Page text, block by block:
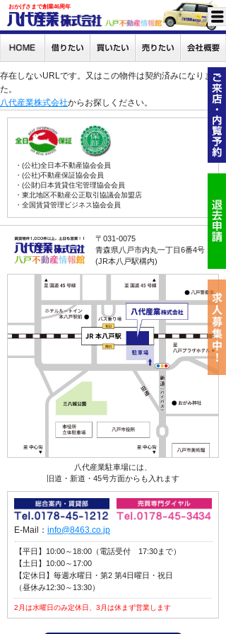
おかげさまで創業46周年
存在しないURLです。又はこの物件は契約済みになりまし
た。
八代産業株式会社からお探しください。
・(公社)全日本不動産協会会員
・(公社)不動産保証協会会員
・(公財)日本賃貸住宅管理協会会員
・東北地区不動産公正取引協議会加盟店
・全国賃貸管理ビジネス協会会員
〒031-0075
青森県八戸市内丸一丁目6番4号
(JR本八戸駅構内)
八代産業駐車場には、
旧道・新道・45号方面からも入れます
E-Mail： info@8463.co.jp
【平日】10:00～18:00（電話受付 17:30まで）
【土日】10:00～17:00
【定休日】毎週水曜日・第2 第4日曜日・祝日
（昼休み12:30～13:30）
2月は水曜日のみ定休日、3月は休まず営業します